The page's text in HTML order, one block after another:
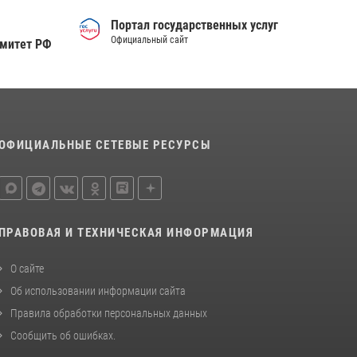
РФ
Портал государственных услуг
Официальный сайт
СЕТЕВЫЕ РЕСУРСЫ
ПРАВОВАЯ И ТЕХНИЧЕСКАЯ ИНФОРМАЦИЯ
О сайте
Об использовании информации сайта
Правила обработки персональных данных
Сообщить об ошибках.